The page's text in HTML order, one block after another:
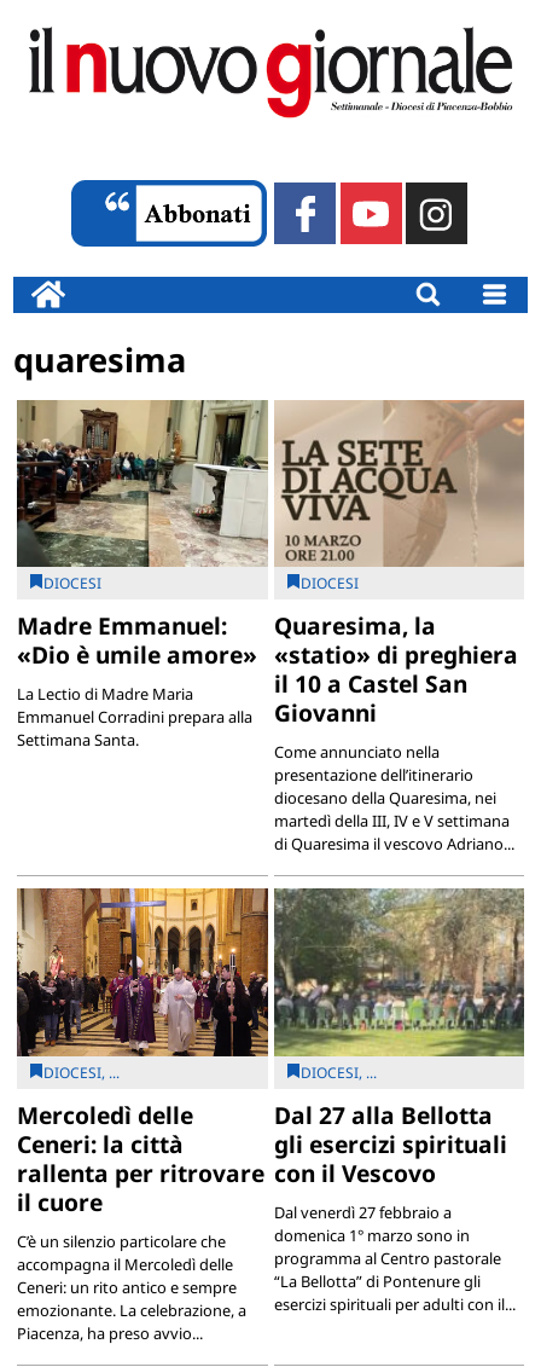
quaresima
DIOCESI
Madre Emmanuel:
«Dio è umile amore»
La Lectio di Madre Maria
Emmanuel Corradini prepara alla
Settimana Santa.
DIOCESI
Quaresima, la
«statio» di preghiera
il 10 a Castel San
Giovanni
Come annunciato nella
presentazione dell’itinerario
diocesano della Quaresima, nei
martedì della III, IV e V settimana
di Quaresima il vescovo Adriano...
DIOCESI, ...
Mercoledì delle
Ceneri: la città
rallenta per ritrovare
il cuore
C’è un silenzio particolare che
accompagna il Mercoledì delle
Ceneri: un rito antico e sempre
emozionante. La celebrazione, a
Piacenza, ha preso avvio...
DIOCESI, ...
Dal 27 alla Bellotta
gli esercizi spirituali
con il Vescovo
Dal venerdì 27 febbraio a
domenica 1° marzo sono in
programma al Centro pastorale
“La Bellotta” di Pontenure gli
esercizi spirituali per adulti con il...